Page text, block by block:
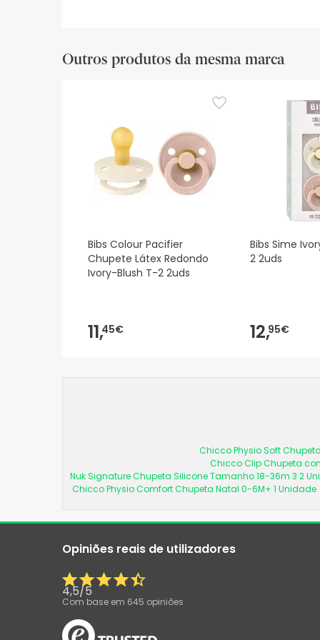
Outros produtos da mesma marca
Bibs Colour Pacifier
Chupete Látex Redondo
Ivory-Blush T-2 2uds
11,45€
Bibs Sime
2 2uds
12,95€
Chicco Physio Soft
Chicco Clip Chupeta
Nuk Signature Chupeta Silicone Tamanho 18-36m 3 2
Chicco Physio Comfort Chupeta Natal 0-6M+ 1 Unidade
Opiniões reais de utilizadores
4,5/5
Com base em 645 opiniões